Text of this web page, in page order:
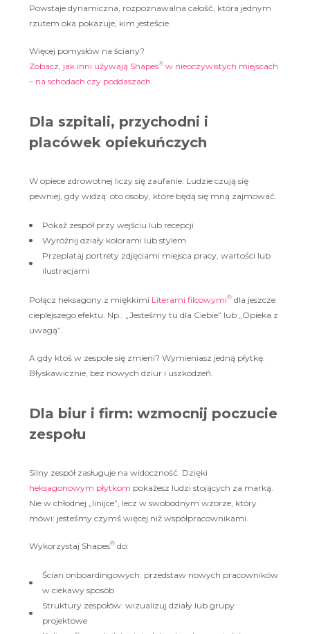
Powstaje dynamiczna, rozpoznawalna całość, która jednym
rzutem oka pokazuje, kim jesteście.
Więcej pomysłów na ściany?
Zobacz, jak inni używają Shapes® w nieoczywistych miejscach
– na schodach czy poddaszach.
Dla szpitali, przychodni i
placówek opiekuńczych
W opiece zdrowotnej liczy się zaufanie. Ludzie czują się
pewniej, gdy widzą: oto osoby, które będą się mną zajmować.
Pokaż zespół przy wejściu lub recepcji
Wyróżnij działy kolorami lub stylem
Przeplataj portrety zdjęciami miejsca pracy, wartości lub
ilustracjami
Połącz heksagony z miękkimi Literami filcowymi® dla jeszcze
cieplejszego efektu. Np.: „Jesteśmy tu dla Ciebie” lub „Opieka z
uwagą”.
A gdy ktoś w zespole się zmieni? Wymieniasz jedną płytkę.
Błyskawicznie, bez nowych dziur i uszkodzeń.
Dla biur i firm: wzmocnij poczucie
zespołu
Silny zespół zasługuje na widoczność. Dzięki
heksagonowym płytkom pokażesz ludzi stojących za marką.
Nie w chłodnej „linijce”, lecz w swobodnym wzorze, który
mówi: jesteśmy czymś więcej niż współpracownikami.
Wykorzystaj Shapes® do:
Ścian onboardingowych: przedstaw nowych pracowników
w ciekawy sposób
Struktury zespołów: wizualizuj działy lub grupy
projektowe